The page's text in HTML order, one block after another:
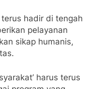
hadir di tengah
pelayanan
sikap humanis,
harus terus